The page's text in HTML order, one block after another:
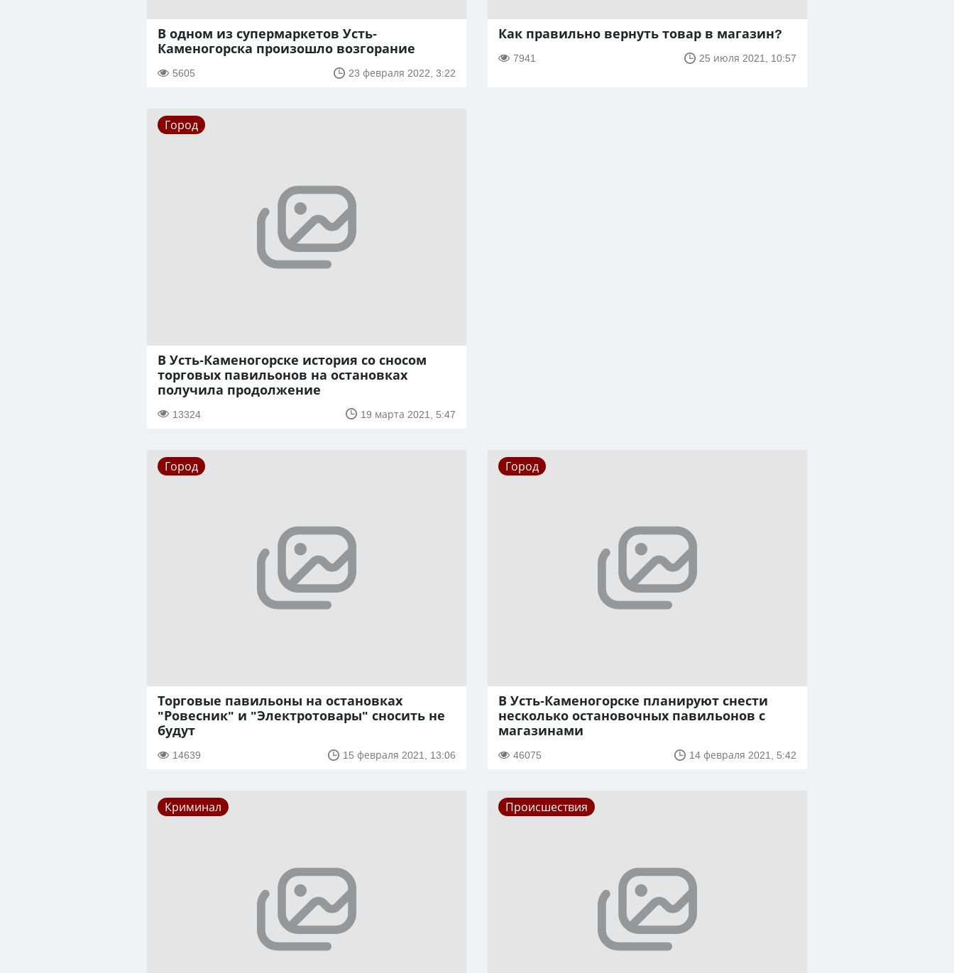
В одном из супермаркетов Усть-
Каменогорска произошло возгорание
5605 23 февраля 2022, 3:22
Как правильно вернуть товар в магазин?
7941 25 июля 2021, 10:57
Город
В Усть-Каменогорске история со сносом
торговых павильонов на остановках
получила продолжение
13324 19 марта 2021, 5:47
Город
Торговые павильоны на остановках
"Ровесник" и "Электротовары" сносить не
будут
14639 15 февраля 2021, 13:06
Город
В Усть-Каменогорске планируют снести
несколько остановочных павильонов с
магазинами
46075 14 февраля 2021, 5:42
Криминал Происшествия